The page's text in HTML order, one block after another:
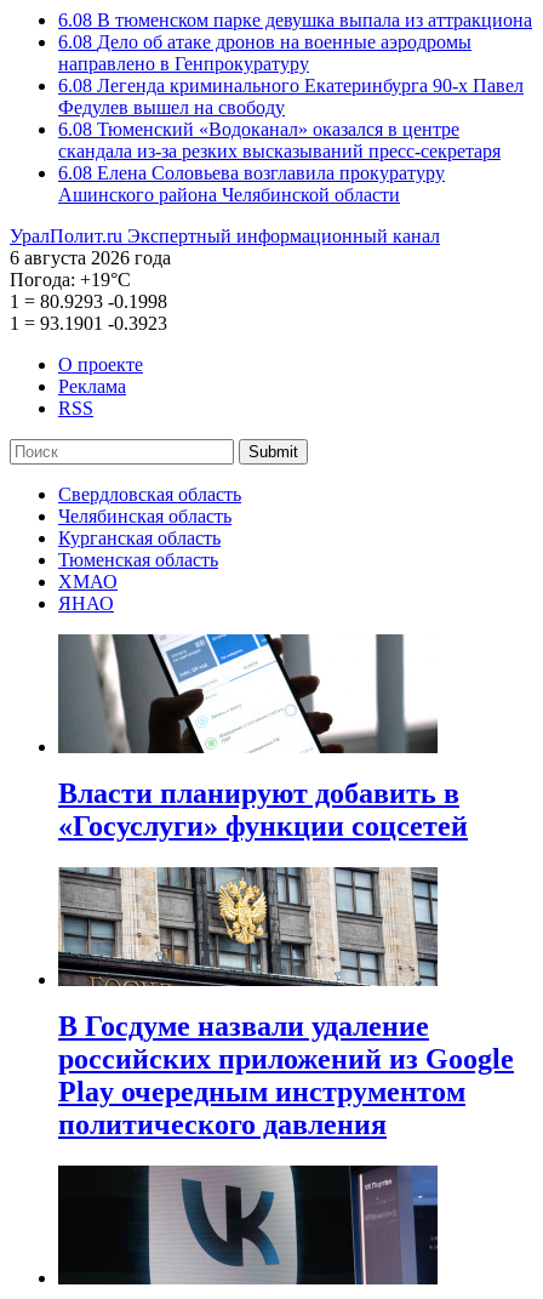
6.08 В тюменском парке девушка выпала из аттракциона
6.08 Дело об атаке дронов на военные аэродромы
направлено в Генпрокуратуру
6.08 Легенда криминального Екатеринбурга 90-х Павел
Федулев вышел на свободу
6.08 Тюменский «Водоканал» оказался в центре
скандала из-за резких высказываний пресс-секретаря
6.08 Елена Соловьева возглавила прокуратуру
Ашинского района Челябинской области
УралПолит.ru Экспертный информационный канал
6 августа 2026 года
Погода: +19°С
1 = 80.9293 -0.1998
1 = 93.1901 -0.3923
О проекте
Реклама
RSS
Submit
Свердловская область
Челябинская область
Курганская область
Тюменская область
ХМАО
ЯНАО
Власти планируют добавить в
«Госуслуги» функции соцсетей
В Госдуме назвали удаление
российских приложений из Google
Play очередным инструментом
политического давления